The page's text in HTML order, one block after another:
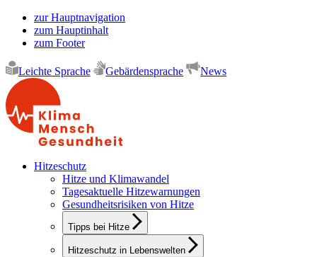
zur Hauptnavigation
zum Hauptinhalt
zum Footer
Leichte Sprache Gebärdensprache News
Hitzeschutz
Hitze und Klimawandel
Tagesaktuelle Hitzewarnungen
Gesundheitsrisiken von Hitze
Tipps bei Hitze
Hitzeschutz in Lebenswelten